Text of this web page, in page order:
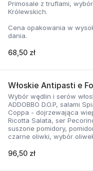
Primosale z truflami,
Królewskich.
Cena opakowania w
dania.
68,50 zł
Włoskie Antipasti e
Wybór wędlin i serów
ADDOBBO D.O.P, salami
Coppa - dojrzewająca
Ricotta Salata, ser
suszone pomidory,
czarne oliwki, wybór
96,50 zł